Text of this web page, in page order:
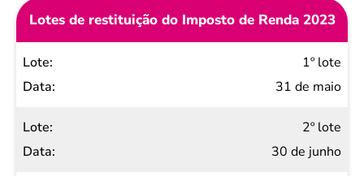
Lotes de restituição do Imposto de Renda 2023
Lote
Data
1º lote
31 de maio
2º lote
30 de junho